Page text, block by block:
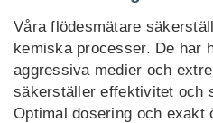
Våra flödesmätare
kemiska processer. De har
aggressiva medier och
säkerställer effektivitet och
Optimal dosering och exakt